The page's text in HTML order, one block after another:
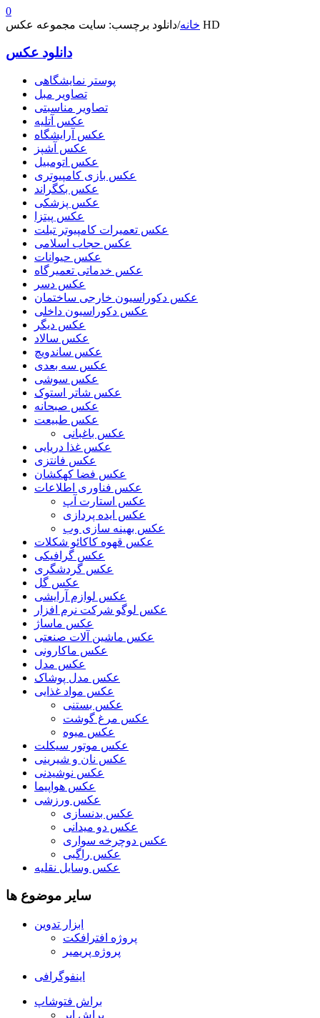
0
خانه/ دانلود برچسب: سایت مجموعه عکس HD
دانلود عکس
پوستر نمایشگاهی
تصاویر مبل
تصاویر مناسبتی
عکس آتلیه
عکس آرایشگاه
عکس آشپز
عکس اتومبیل
عکس بازی کامپیوتری
عکس بکگراند
عکس پزشکی
عکس پیتزا
عکس تعمیرات کامپیوتر تبلت
عکس حجاب اسلامی
عکس حیوانات
عکس خدماتی تعمیرگاه
عکس دسر
عکس دکوراسیون خارجی ساختمان
عکس دکوراسیون داخلی
عکس دیگر
عکس سالاد
عکس ساندویچ
عکس سه بعدی
عکس سوشی
عکس شاتر استوک
عکس صبحانه
عکس طبیعت
عکس باغبانی
عکس غذا دریایی
عکس فانتزی
عکس فضا کهکشان
عکس فناوری اطلاعات
عکس استارت آپ
عکس ایده پردازی
عکس بهینه سازی وب
عکس قهوه کاکائو شکلات
عکس گرافیکی
عکس گردشگری
عکس گل
عکس لوازم آرایشی
عکس لوگو شرکت نرم افزار
عکس ماساژ
عکس ماشین آلات صنعتی
عکس ماکارونی
عکس مدل
عکس مدل پوشاک
عکس مواد غذایی
عکس بستنی
عکس مرغ گوشت
عکس میوه
عکس موتور سیکلت
عکس نان و شیرینی
عکس نوشیدنی
عکس هواپیما
عکس ورزشی
عکس بدنسازی
عکس دو میدانی
عکس دوچرخه سواری
عکس راگبی
عکس وسایل نقلیه
سایر موضوع ها
ابزار تدوین
پروژه افترافکت
پروژه پریمیر
اینفوگرافی
براش فتوشاپ
براش ابر